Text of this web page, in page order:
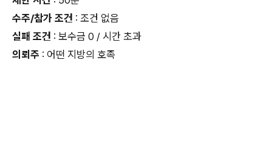
수주/참가 조건 : 조건 없음
실패 조건 : 보수금 0 / 시간 초과
의뢰주 : 어떤 지방의 호족